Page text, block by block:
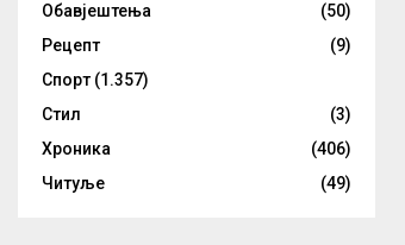
Обавјештења
(50)
Рецепт
(9)
Спорт (1.357)
Стил
(3)
Хроника
(406)
Читуље
(49)